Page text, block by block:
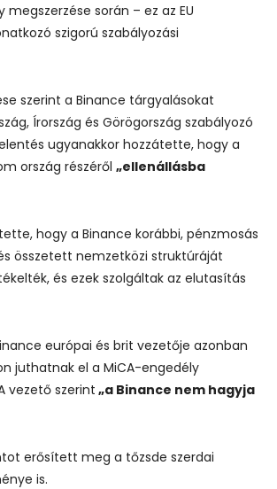
megszerzése során – ez az EU
szigorú szabályozási
szerint a Binance tárgyalásokat
Írország és Görögország szabályozó
ugyanakkor hozzátette, hogy a
ország részéről „ellenállásba
hogy a Binance korábbi, pénzmosás
összetett nemzetközi struktúráját
és ezek szolgáltak az elutasítás
európai és brit vezetője azonban
juthatnak el a MiCA-engedély
vezető szerint „a Binance nem hagyja
erősített meg a tőzsde szerdai
is.